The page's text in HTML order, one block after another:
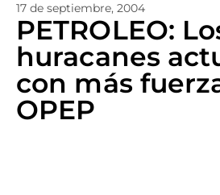
17 de septiembre, 2004
PETROLEO:
huracanes
con más
OPEP